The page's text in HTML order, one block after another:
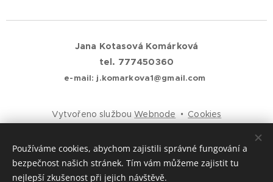
Jana Kotasová Komárková
tel. 777450360
e-mail: j.komarkova1@gmail.com
Vytvořeno službouWebnode Cookies
Čeština
English
Používáme cookies, abychom zajistili správné fungování a
bezpečnost našich stránek. Tím vám můžeme zajistit tu
nejlepší zkušenost při jejich návštěvě.